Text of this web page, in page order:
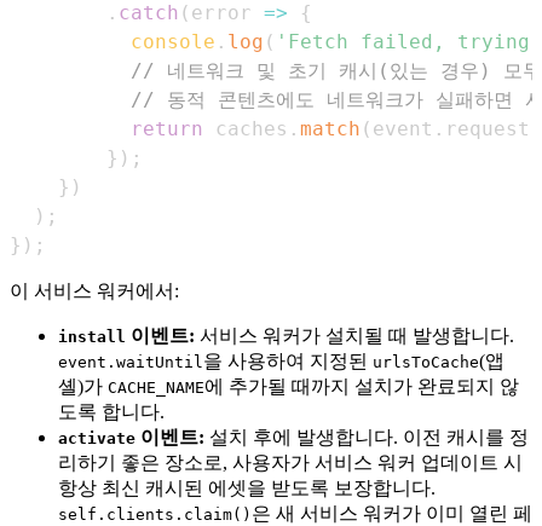
. catch ( error =>
{
console . log ( 'Fetch failed, trying
// 네트워크 및 초기 캐시(있는 경우) 모
// 동적 콘텐츠에도 네트워크가 실패하면
return
caches . match ( event . request
} ) ;
} )
) ;
} ) ;
이 서비스 워커에서:
install 이벤트: 서비스 워커가 설치될 때 발생합니다.
event.waitUntil을 사용하여 지정된 urlsToCache(앱
셸)가 CACHE_NAME에 추가될 때까지 설치가 완료되지 않
도록 합니다.
activate 이벤트: 설치 후에 발생합니다. 이전 캐시를 정
리하기 좋은 장소로, 사용자가 서비스 워커 업데이트 시
항상 최신 캐시된 에셋을 받도록 보장합니다.
self.clients.claim() 은 새 서비스 워커가 이미 열린 페